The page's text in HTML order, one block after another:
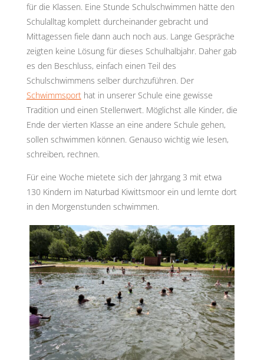
für die Klassen. Eine Stunde Schulschwimmen hätte den
Schulalltag komplett durcheinander gebracht und
Mittagessen fiele dann auch noch aus. Lange Gespräche
zeigten keine Lösung für dieses Schulhalbjahr. Daher gab
es den Beschluss, einfach einen Teil des
Schulschwimmens selber durchzuführen. Der
Schwimmsporthat in unserer Schule eine gewisse
Tradition und einen Stellenwert. Möglichst alle Kinder, die
Ende der vierten Klasse an eine andere Schule gehen,
sollen schwimmen können. Genauso wichtig wie lesen,
schreiben, rechnen.
Für eine Woche mietete sich der Jahrgang 3 mit etwa
130 Kindern im Naturbad Kiwittsmoor ein und lernte dort
in den Morgenstunden schwimmen.